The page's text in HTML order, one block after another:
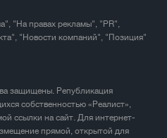
"На правах рекламы", "PR",
"Новости компаний", "Позиция"
защищены. Републикация
собственностью «Реалист»,
ссылки на сайт. Для интернет-
прямой, открытой для